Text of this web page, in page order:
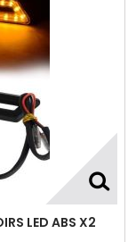
LED ABS X2